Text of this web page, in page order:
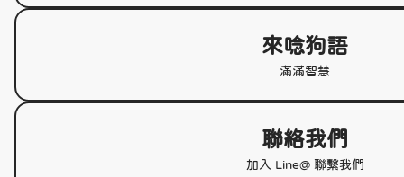
來唸狗語
滿滿智慧
聯絡我們
加入 Line@ 聯繫我們